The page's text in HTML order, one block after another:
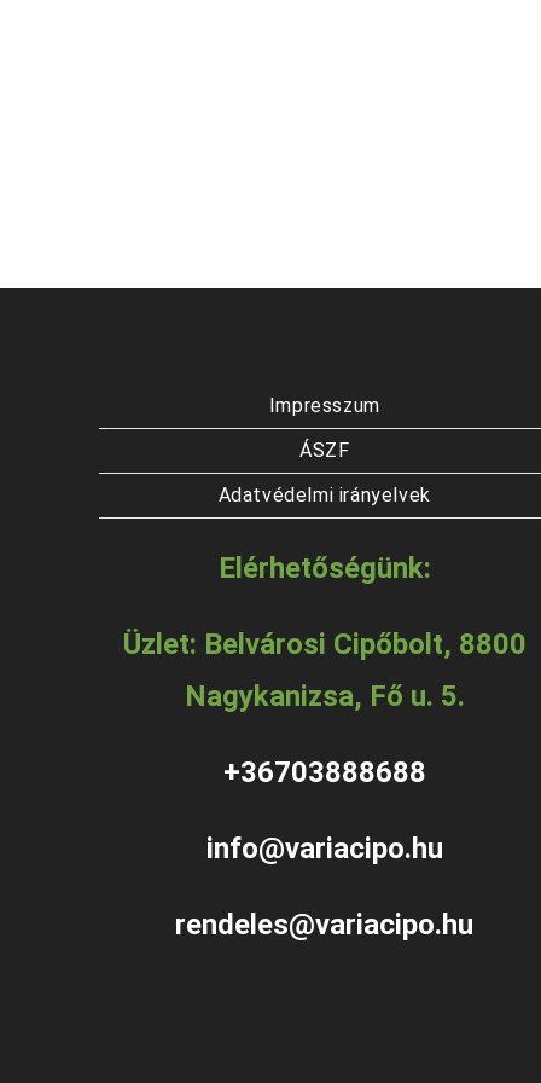
Impresszum
ÁSZF
Adatvédelmi irányelvek
Elérhetőségünk:
Üzlet: Belvárosi Cipőbolt, 8800
Nagykanizsa, Fő u. 5.
+36703888688
info@variacipo.hu
rendeles@variacipo.hu